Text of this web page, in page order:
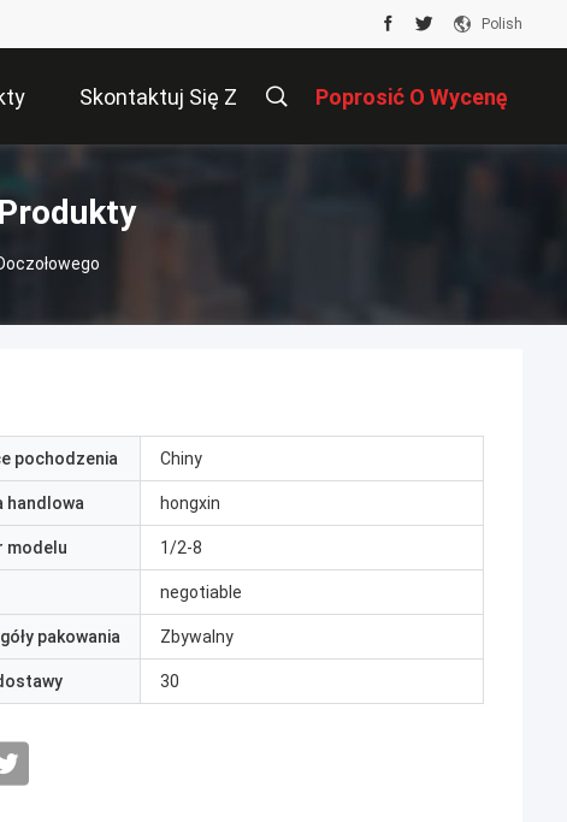
Polish
Skontaktuj Się Z Poprosić O Wycenę
pochodzenia Chiny
handlowa hongxin
modelu 1/2-8
negotiable
pakowania Zbywalny
30